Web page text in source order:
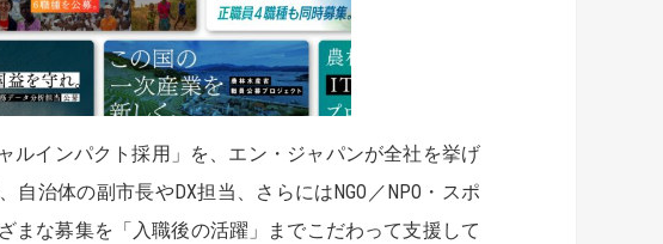
ルインパクト採用」を、エン・ジャパンが全社を挙げ
治体の副市長やDX担当、さらにはNGO／NPO・スポ
まな募集を「入職後の活躍」までこだわって支援して